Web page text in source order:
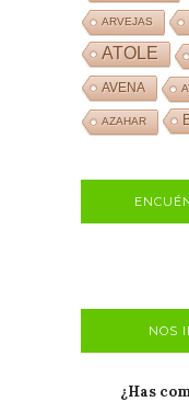
ARVEJAS
ATOLE
AVENA
AZAHAR
NOS
¿Has